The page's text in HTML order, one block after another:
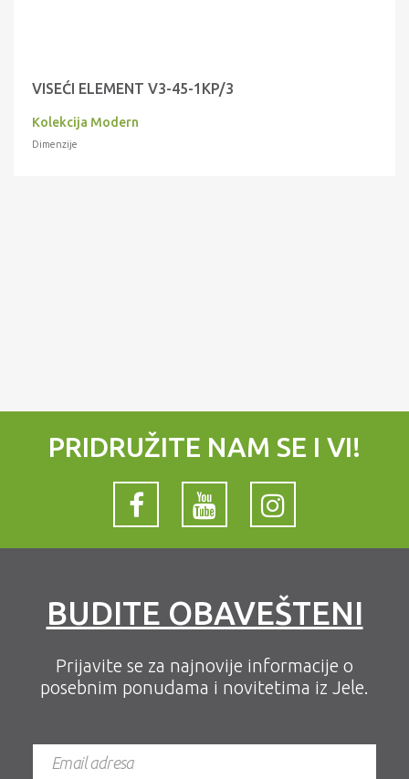
VISEĆI ELEMENT V3-45-1KP/3
Kolekcija Modern
Dimenzije
PRIDRUŽITE NAM SE I VI!
BUDITE OBAVEŠTENI
Prijavite se za najnovije informacije o
posebnim ponudama i novitetima iz Jele.